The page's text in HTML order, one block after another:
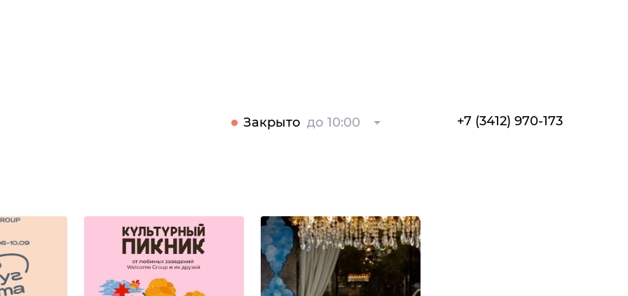
Закрыто до 10:00 +7 (3412) 970-173